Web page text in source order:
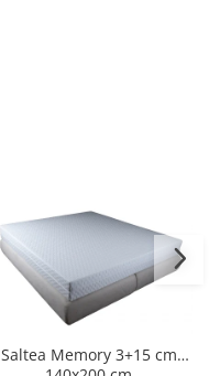
Saltea Memory 3+15 cm